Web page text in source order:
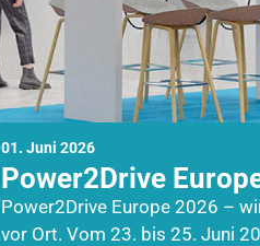
01. Juni 2026
Power2Drive
Power2Drive Europe 2026 –
vor Ort. Vom 23. bis 25. Juni